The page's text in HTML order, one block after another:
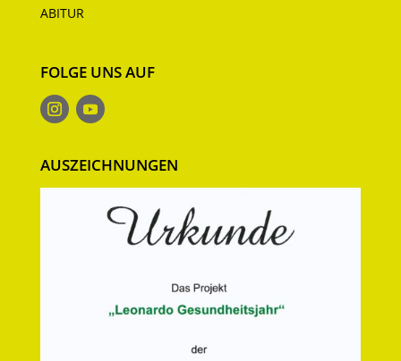
ABITUR
FOLGE UNS AUF
AUSZEICHNUNGEN